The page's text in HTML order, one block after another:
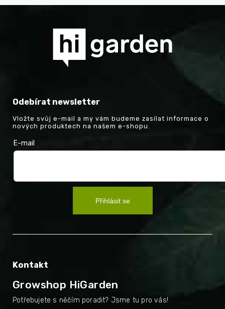
Odebírat newsletter
Vložte svůj e-mail a my vám budeme zasílat informace o
nových produktech na našem e-shopu.
E-mail
Přihlásit se
Kontakt
Growshop HiGarden